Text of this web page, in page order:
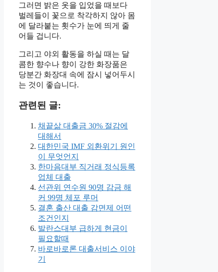
그러면 밝은 옷을 입었을 때보다
벌레들이 꽃으로 착각하지 않아 몸
에 달라붙는 횟수가 눈에 띄게 줄
어들 겁니다.
그리고 야외 활동을 하실 때는 달
콤한 향수나 향이 강한 화장품은
당분간 화장대 속에 잠시 넣어두시
는 것이 좋습니다.
관련된 글:
채끝삶 대출금 30% 절감에
대해서
대한민국 IMF 외환위기 원인
이 무엇언지
한마음대부 직거래 정식등록
업체 대출
선관위 연수원 90명 감금 해
커 99명 체포 루머
결혼 출산 대출 감면제 어떤
조건인지
발란스대부 급하게 현금이
필요할때
바로바로론 대출서비스 이야
기